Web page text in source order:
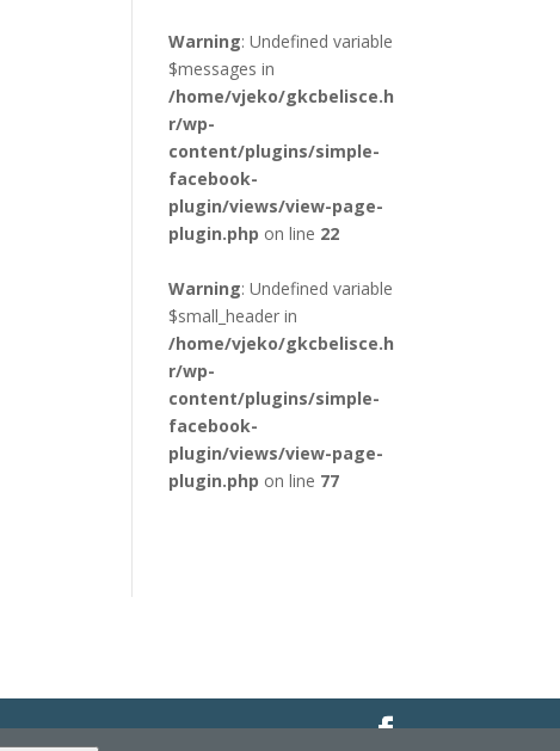
Warning: Undefined variable
$messages in
/home/vjeko/gkcbelisce.h
r/wp-
content/plugins/simple-
facebook-
plugin/views/view-page-
plugin.php on line 22
Warning: Undefined variable
$small_header in
/home/vjeko/gkcbelisce.h
r/wp-
content/plugins/simple-
facebook-
plugin/views/view-page-
plugin.php on line 77